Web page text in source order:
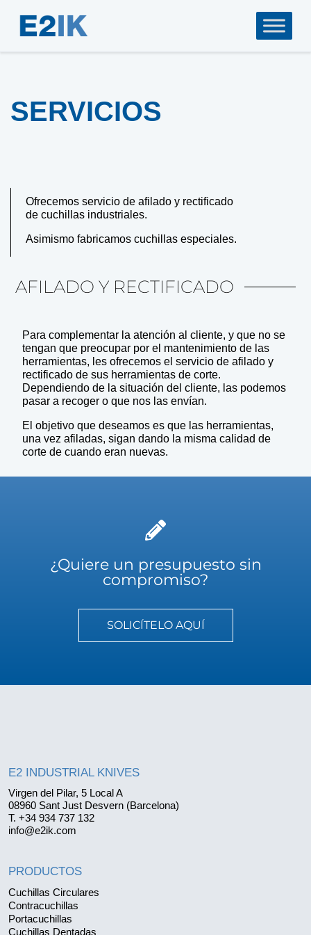
SERVICIOS
Ofrecemos servicio de afilado y rectificado
de cuchillas industriales.
Asimismo fabricamos cuchillas especiales.
AFILADO Y RECTIFICADO
Para complementar la atención al cliente, y que no se
tengan que preocupar por el mantenimiento de las
herramientas, les ofrecemos el servicio de afilado y
rectificado de sus herramientas de corte.
Dependiendo de la situación del cliente, las podemos
pasar a recoger o que nos las envían.
El objetivo que deseamos es que las herramientas,
una vez afiladas, sigan dando la misma calidad de
corte de cuando eran nuevas.
¿Quiere un presupuesto sin
compromiso?
SOLICÍTELO AQUÍ
E2 INDUSTRIAL KNIVES
Virgen del Pilar, 5 Local A
08960 Sant Just Desvern (Barcelona)
T. +34 934 737 132
info@e2ik.com
PRODUCTOS
Cuchillas Circulares
Contracuchillas
Portacuchillas
Cuchillas Dentadas